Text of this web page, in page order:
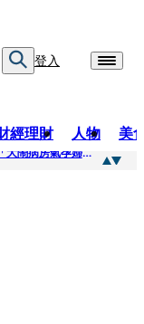
登入
經理財 人物 美
「愛露奶」私訊流出！小24歲女友爆當小三「大鬧病房氣孕婦」 姜厚任不忍回應了